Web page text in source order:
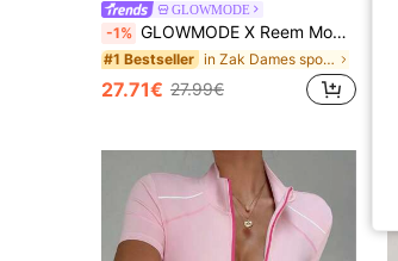
GLOWMODE
-1% GLOWMODE X Reem Modest Cool Flow Koelend Sneldrogend Zonbescherming Duimgaten Gesplitste Zijzoom Kwartrits Oversized Pullover Sweatshirt Training Hardlopen Workout Gym Studio Dagelijkse Actieve Kleding
#1 Bestseller in Zak Dames sport sweatshirts
27.71€ 27.99€